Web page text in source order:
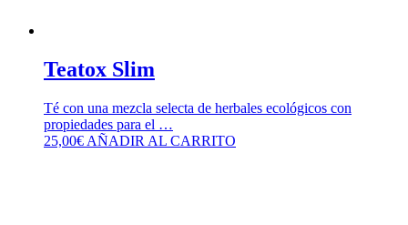
Teatox Slim
Té con una mezcla selecta de herbales ecológicos con
propiedades para el …
25,00€ AÑADIR AL CARRITO